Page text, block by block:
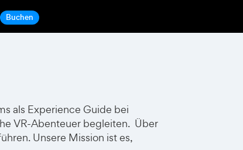
Buchen
als Experience Guide bei
VR-Abenteuer begleiten. Über
Unsere Mission ist es,